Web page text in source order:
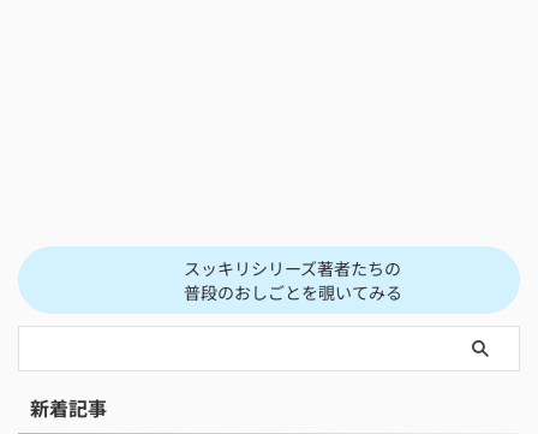
スッキリシリーズ著者たちの
普段のおしごとを覗いてみる
新着記事